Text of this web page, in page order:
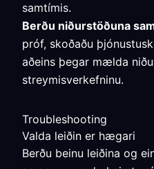
samtímis.
Berðu niðurstöðuna
próf, skoðaðu
aðeins þegar mælda
streymisverkefninu.
Troubleshooting
Valda leiðin er hægari
Berðu beinu leiðina og